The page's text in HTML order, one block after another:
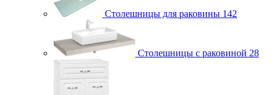
Столешницы для раковины 142
Столешницы с раковиной 28